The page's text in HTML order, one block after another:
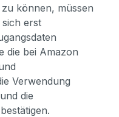
können, müssen
erst
die bei Amazon
Verwendung
die